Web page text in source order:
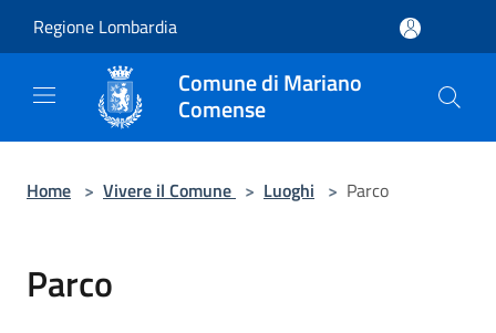
Regione Lombardia
Comune di Mariano
Comense
Home > Vivere il Comune > Luoghi > Parco
Parco